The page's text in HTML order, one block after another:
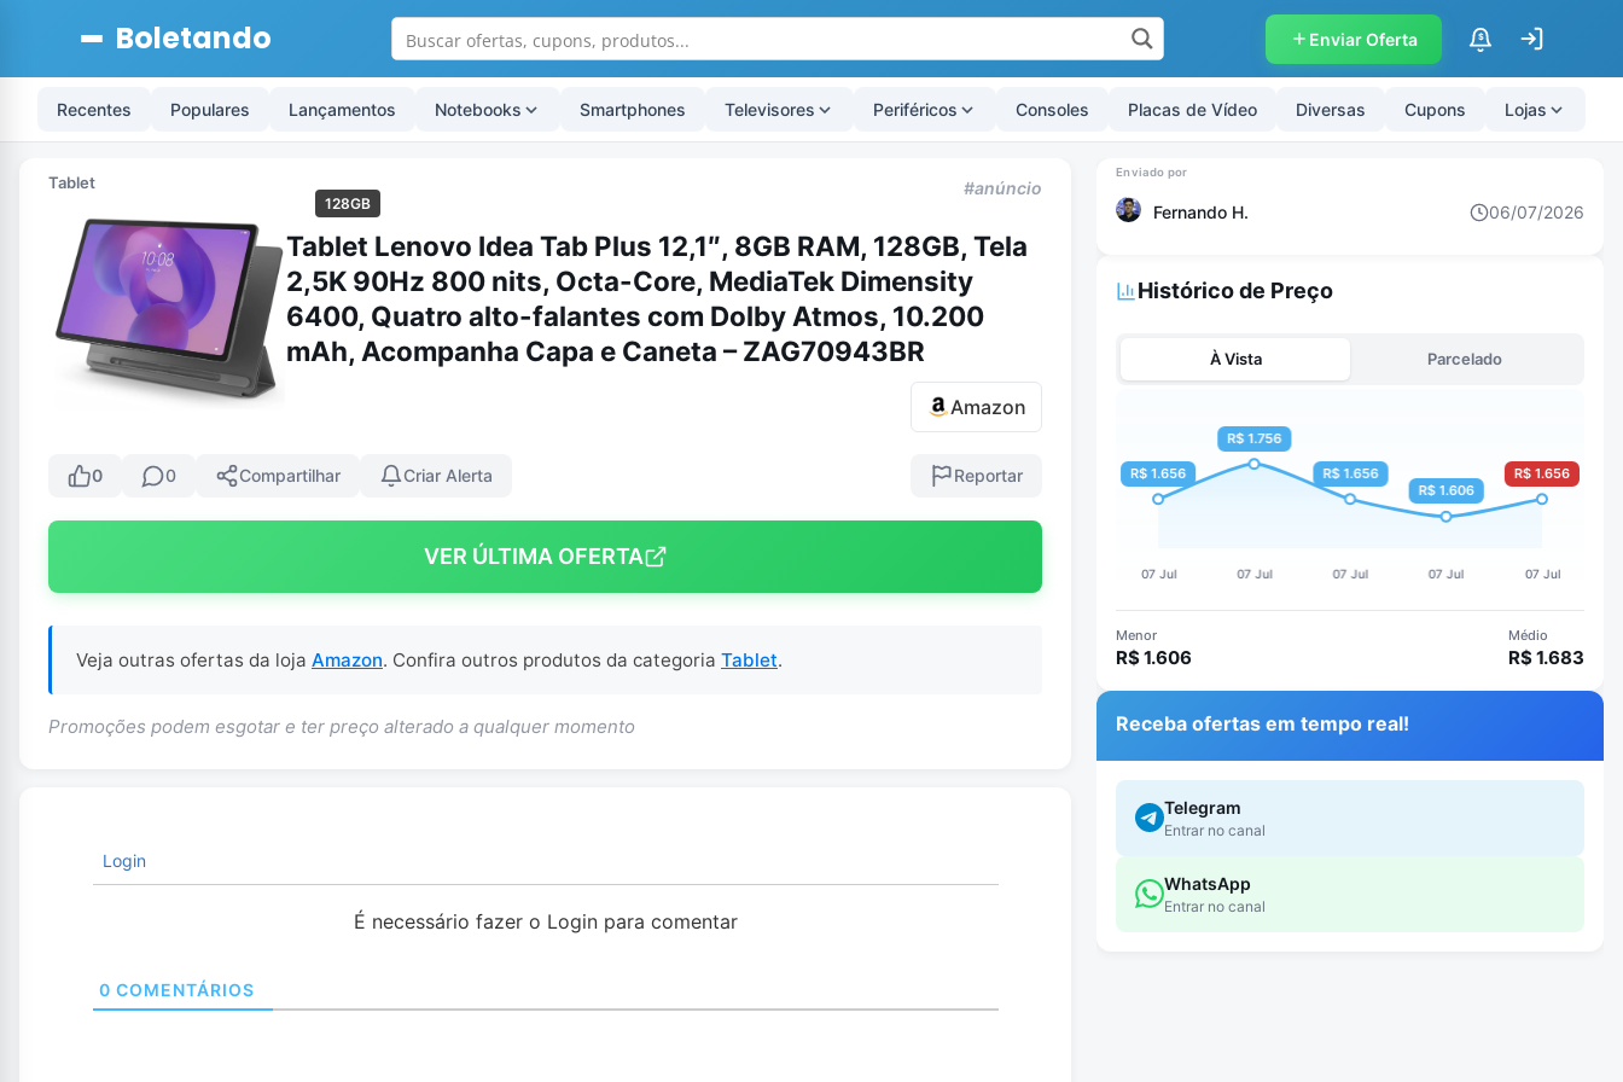
Boletando Enviar Oferta $
Recentes Populares Lançamentos Notebooks Smartphones Televisores Periféricos Consoles Placas de Vídeo Diversas Cupons Lojas
Tablet
128GB
#anúncio
Tablet Lenovo Idea Tab Plus 12,1″, 8GB RAM, 128GB, Tela
2,5K 90Hz 800 nits, Octa-Core, MediaTek Dimensity
6400, Quatro alto-falantes com Dolby Atmos, 10.200
mAh, Acompanha Capa e Caneta – ZAG70943BR
Amazon
0 0 Compartilhar Criar Alerta Reportar
VER ÚLTIMA OFERTA
Veja outras ofertas da loja Amazon. Confira outros produtos da categoria Tablet.
Promoções podem esgotar e ter preço alterado a qualquer momento
Login
É necessário fazer o Login para comentar
0 COMENTÁRIOS
Fernando H. 06/07/2026
Histórico de Preço
À Vista Parcelado
Menor
R$ 1.606
Médio
R$ 1.683
Receba ofertas em tempo real!
Telegram
Entrar no canal
WhatsApp
Entrar no canal